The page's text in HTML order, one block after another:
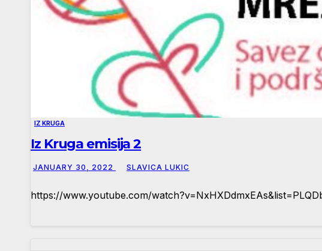
IZ KRUGA
Iz Kruga emisija 2
JANUARY 30, 2022 SLAVICA LUKIC
https://www.youtube.com/